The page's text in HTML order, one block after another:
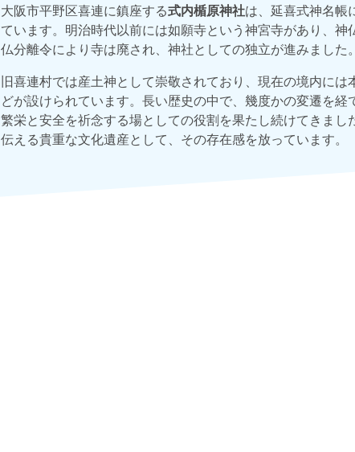
大阪市平野区喜連に鎮座する式内楯原神社は、延喜式神名帳
ています。明治時代以前には如願寺という神宮寺があり、
仏分離令により寺は廃され、神社としての独立が進みました。
旧喜連村では産土神として崇敬されており、現在の境内に
どが設けられています。長い歴史の中で、幾度かの変遷を
繁栄と安全を祈念する場としての役割を果たし続けてきま
伝える貴重な文化遺産として、その存在感を放っています。